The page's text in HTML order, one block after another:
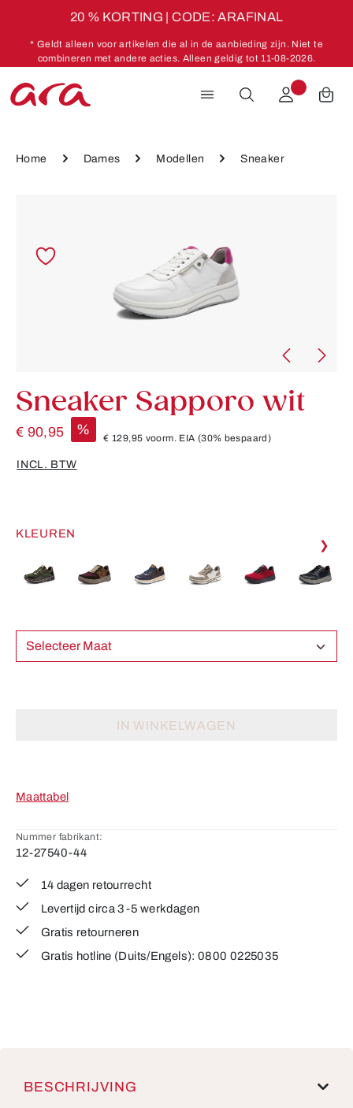
20 % KORTING | CODE: ARAFINAL
* Geldt alleen voor artikelen die al in de aanbieding zijn. Niet te
combineren met andere acties. Alleen geldig tot 11-08-2026.
Home Dames Modellen Sneaker
Sneaker Sapporo wit
€ 90,95 %
€ 129,95 voorm. EIA (30% bespaard)
INCL. BTW
KLEUREN
❯
Selecteer Maat
IN WINKELWAGEN
Maattabel
Nummer fabrikant:
12-27540-44
14 dagen retourrecht
Levertijd circa 3-5 werkdagen
Gratis retourneren
Gratis hotline (Duits/Engels): 0800 0225035
BESCHRIJVING